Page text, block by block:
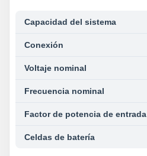
Capacidad del sistema
Conexión
Voltaje nominal
Frecuencia nominal
Factor de potencia de entrada
Celdas de batería